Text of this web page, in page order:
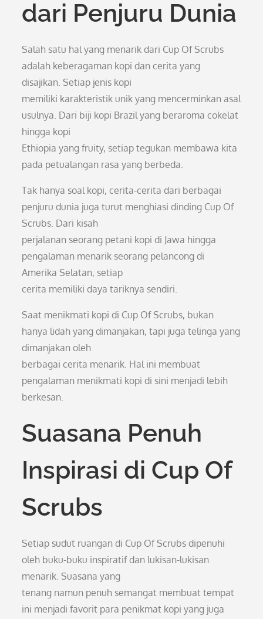
dari Penjuru Dunia
Salah satu hal yang menarik dari Cup Of Scrubs
adalah keberagaman kopi dan cerita yang
disajikan. Setiap jenis kopi
memiliki karakteristik unik yang mencerminkan asal
usulnya. Dari biji kopi Brazil yang beraroma cokelat
hingga kopi
Ethiopia yang fruity, setiap tegukan membawa kita
pada petualangan rasa yang berbeda.
Tak hanya soal kopi, cerita-cerita dari berbagai
penjuru dunia juga turut menghiasi dinding Cup Of
Scrubs. Dari kisah
perjalanan seorang petani kopi di Jawa hingga
pengalaman menarik seorang pelancong di
Amerika Selatan, setiap
cerita memiliki daya tariknya sendiri.
Saat menikmati kopi di Cup Of Scrubs, bukan
hanya lidah yang dimanjakan, tapi juga telinga yang
dimanjakan oleh
berbagai cerita menarik. Hal ini membuat
pengalaman menikmati kopi di sini menjadi lebih
berkesan.
Suasana Penuh
Inspirasi di Cup Of
Scrubs
Setiap sudut ruangan di Cup Of Scrubs dipenuhi
oleh buku-buku inspiratif dan lukisan-lukisan
menarik. Suasana yang
tenang namun penuh semangat membuat tempat
ini menjadi favorit para penikmat kopi yang juga